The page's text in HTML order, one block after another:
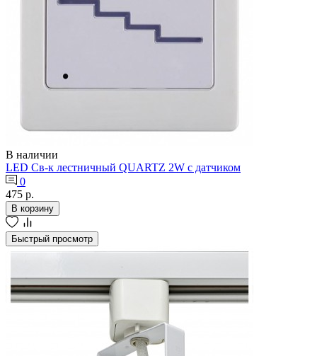
В наличии
LED Св-к лестничный QUARTZ 2W с датчиком
0
475 р.
В корзину
Быстрый просмотр